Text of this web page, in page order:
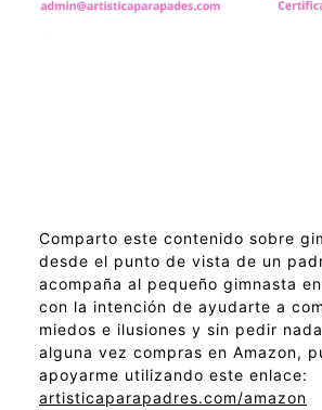
Comparto este contenido sobre
desde el punto de vista de un
acompaña al pequeño gimnasta
con la intención de ayudarte a
miedos e ilusiones y sin pedir
alguna vez compras en Amazon,
apoyarme utilizando este enlace:
artisticaparapadres.com/amazon